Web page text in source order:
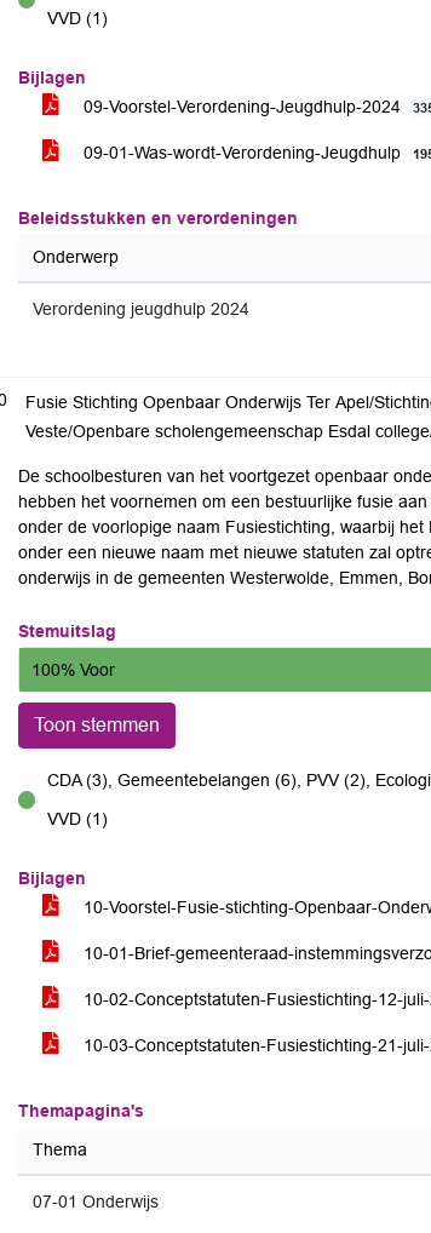
voorVVD (1)
Bijlagen
09-Voorstel-Verordening-Jeugdhulp-2024
09-01-Was-wordt-Verordening-Jeugdhulp
Beleidsstukken en verordeningen
Onderwerp
Verordening jeugdhulp 2024
Fusie Stichting Openbaar Onderwijs Ter Apel/
Veste/Openbare scholengemeenschap Esdal
De schoolbesturen van het voortgezet openbaar
hebben het voornemen om een bestuurlijke fusie
onder de voorlopige naam Fusiestichting, waarbij het
onder een nieuwe naam met nieuwe statuten zal
onderwijs in de gemeenten Westerwolde, Emmen,
Stemuitslag
100% Voor
Toon stemmen
voor
CDA (3), Gemeentebelangen (6), PVV (2),
VVD (1)
Bijlagen
10-Voorstel-Fusie-stichting-Openbaar-
10-01-Brief-gemeenteraad-
10-02-Conceptstatuten-Fusiestichting-12-
10-03-Conceptstatuten-Fusiestichting-21-
Themapagina's
Thema
07-01 Onderwijs